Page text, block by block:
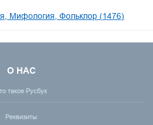
Мифология, Фольклор (1476)
О НАС
такое Русбук
Реквизиты